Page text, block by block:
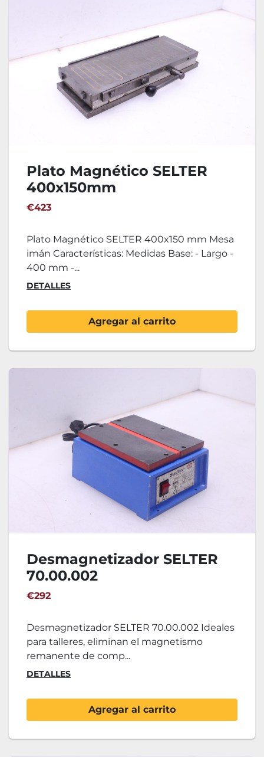
Plato Magnético SELTER
400x150mm
€423
Plato Magnético SELTER 400x150 mm Mesa
imán Características: Medidas Base: - Largo -
400 mm -...
DETALLES
Agregar al carrito
Desmagnetizador SELTER
70.00.002
€292
Desmagnetizador SELTER 70.00.002 Ideales
para talleres, eliminan el magnetismo
remanente de comp...
DETALLES
Agregar al carrito